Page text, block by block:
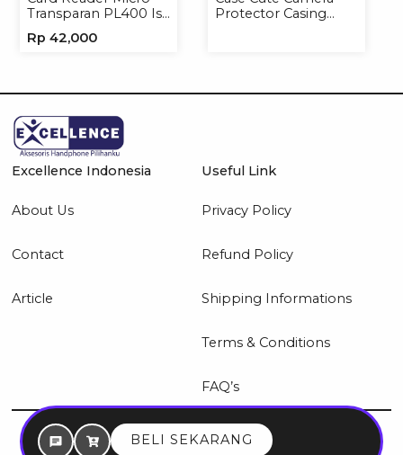
BELI SEKARANG
Transparan PL400 Isi
Rp 42,000
Protector Casing
Excellence Indonesia
About Us
Contact
Article
Useful Link
Privacy Policy
Refund Policy
Shipping Informations
Terms & Conditions
FAQ’s
© 2026 Excellence Indonesia